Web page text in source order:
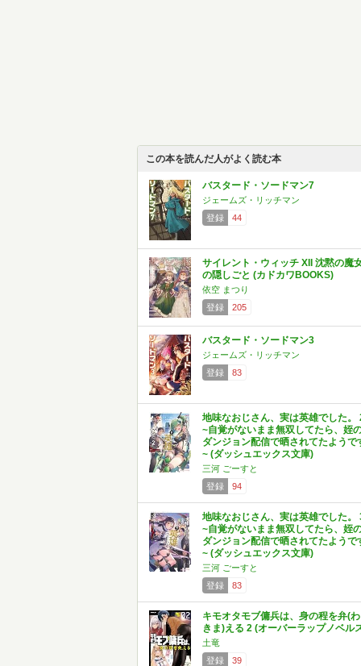
この本を読んだ人がよく読む本
バスタード・ソードマン7
ジェームズ・リッチマン
登録
44
サイレント・ウィッチ XII 沈黙の魔
の隠しごと (カドカワBOOKS)
依空 まつり
登録
205
バスタード・ソードマン3
ジェームズ・リッチマン
登録
83
地味なおじさん、実は英雄でした。
~自覚がないまま無双してたら、姪
ダンジョン配信で晒されてたようで
~ (ダッシュエックス文庫)
三河 ごーすと
登録
94
地味なおじさん、実は英雄でした。
~自覚がないまま無双してたら、姪
ダンジョン配信で晒されてたようで
~ (ダッシュエックス文庫)
三河 ごーすと
登録
83
キモオタモブ傭兵は、身の程を弁(わ
きま)える 2 (オーバーラップノベル
土竜
登録
39